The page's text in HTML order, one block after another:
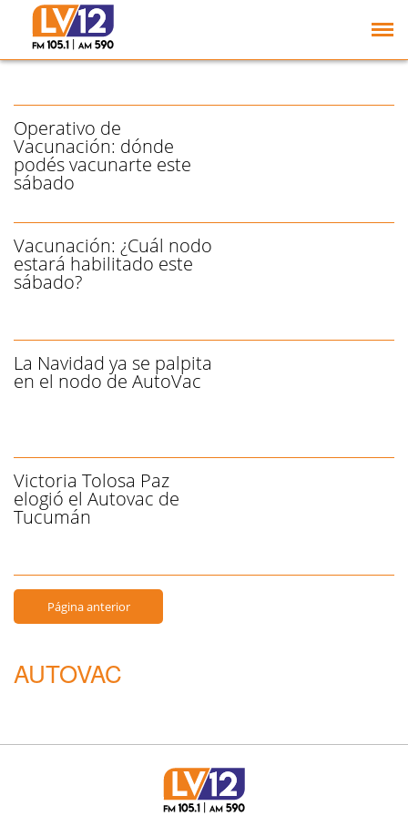
El AutoVac realiza un
operativo de vacunación
este sábado
Operativo de
Vacunación: dónde
podés vacunarte este
sábado
Vacunación: ¿Cuál nodo
estará habilitado este
sábado?
La Navidad ya se palpita
en el nodo de AutoVac
Victoria Tolosa Paz
elogió el Autovac de
Tucumán
Página anterior
AUTOVAC